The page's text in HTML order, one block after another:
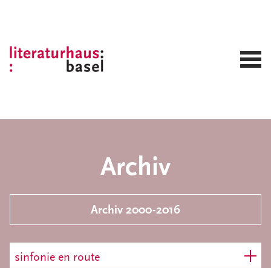
Archiv
Archiv 2000-2016
sinfonie en route